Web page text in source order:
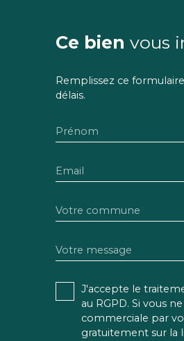
Ce bien vous
Remplissez ce
délais.
Prénom
Email
Votre commune
Votre message
J'accepte le
au RGPD. Si vous
commerciale par
gratuitement sur la